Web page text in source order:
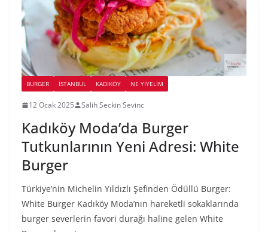
BURGER İSTANBUL KADIKÖY NE YİYELİM
12 Ocak 2025 Salih Seckin Sevinc
Kadıköy Moda’da Burger
Tutkunlarının Yeni Adresi: White
Burger
Türkiye’nin Michelin Yıldızlı Şefinden Ödüllü Burger:
White Burger Kadıköy Moda’nın hareketli sokaklarında
burger severlerin favori durağı haline gelen White